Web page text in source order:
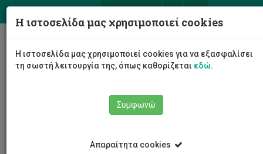
Διδακτορικές Σπουδές
Η ιστοσελίδα μας χρησιμοποιεί cookies
Η ιστοσελίδα μας χρησιμοποιεί cookies για να εξασφαλίσει
τη σωστή λειτουργία της, όπως καθορίζεται εδώ.
Συμφωνώ
Απαραίτητα cookies